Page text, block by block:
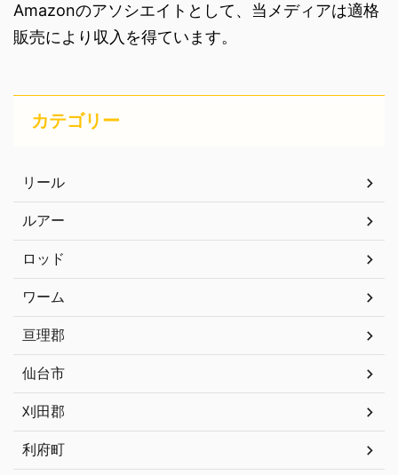
Amazonのアソシエイトとして、当メディアは適格
販売により収入を得ています。
カテゴリー
リール
ルアー
ロッド
ワーム
亘理郡
仙台市
刈田郡
利府町